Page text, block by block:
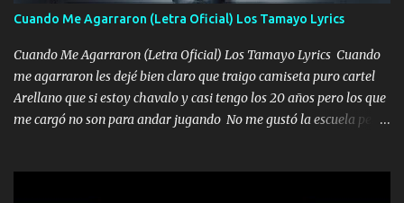
adoro
Cuando Me Agarraron (Letra Oficial) Los Tamayo Lyrics
Cuando Me Agarraron (Letra Oficial) Los Tamayo Lyrics Cuando
me agarraron les dejé bien claro que traigo camiseta puro cartel
Arellano que si estoy chavalo y casi tengo los 20 años pero los que
me cargó no son para andar jugando No me gustó la escuela pero